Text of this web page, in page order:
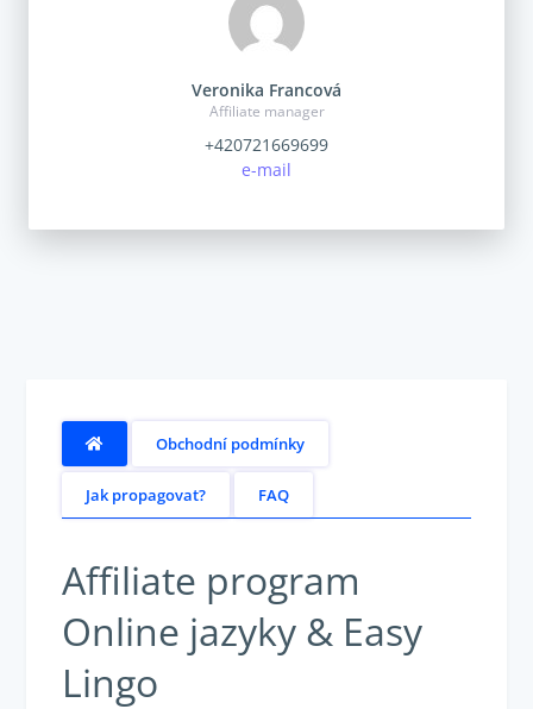
Veronika Francová
Affiliate manager
+420721669699
e-mail
Obchodní podmínky
Jak propagovat? FAQ
Affiliate program
Online jazyky & Easy
Lingo